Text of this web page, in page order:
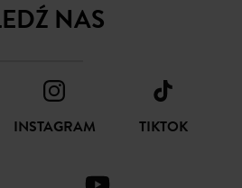
NAS
INSTAGRAM TIKTOK